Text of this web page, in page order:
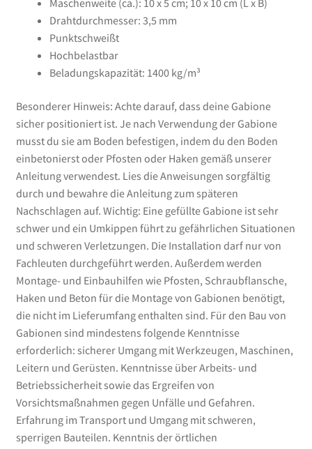
Maschenweite (ca.): 10 x 5 cm; 10 x 10 cm (L x B)
Drahtdurchmesser: 3,5 mm
Punktschweißt
Hochbelastbar
Beladungskapazität: 1400 kg/m³
Besonderer Hinweis: Achte darauf, dass deine Gabione
sicher positioniert ist. Je nach Verwendung der Gabione
musst du sie am Boden befestigen, indem du den Boden
einbetonierst oder Pfosten oder Haken gemäß unserer
Anleitung verwendest. Lies die Anweisungen sorgfältig
durch und bewahre die Anleitung zum späteren
Nachschlagen auf. Wichtig: Eine gefüllte Gabione ist sehr
schwer und ein Umkippen führt zu gefährlichen Situationen
und schweren Verletzungen. Die Installation darf nur von
Fachleuten durchgeführt werden. Außerdem werden
Montage- und Einbauhilfen wie Pfosten, Schraubflansche,
Haken und Beton für die Montage von Gabionen benötigt,
die nicht im Lieferumfang enthalten sind. Für den Bau von
Gabionen sind mindestens folgende Kenntnisse
erforderlich: sicherer Umgang mit Werkzeugen, Maschinen,
Leitern und Gerüsten. Kenntnisse über Arbeits- und
Betriebssicherheit sowie das Ergreifen von
Vorsichtsmaßnahmen gegen Unfälle und Gefahren.
Erfahrung im Transport und Umgang mit schweren,
sperrigen Bauteilen. Kenntnis der örtlichen